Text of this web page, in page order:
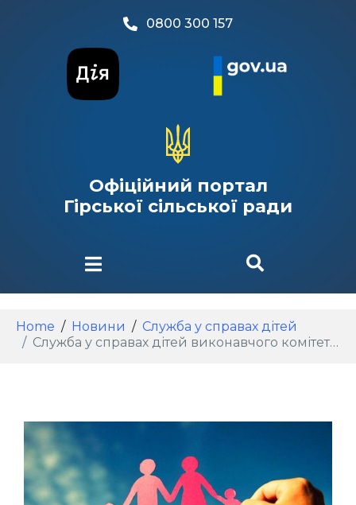
0800 300 157
Офіційний портал
Гірської сільської ради
Home Новини
Служба у справах дітей​
Служба у справах дітей виконавчого комітету Гірської сільської ради шукає прийомних батьків .